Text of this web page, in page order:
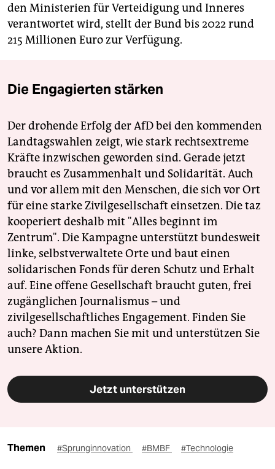
den Ministerien für Verteidigung und Inneres
verantwortet wird, stellt der Bund bis 2022 rund
215 Millionen Euro zur Verfügung.
Die Engagierten stärken
Der drohende Erfolg der AfD bei den kommenden
Landtagswahlen zeigt, wie stark rechtsextreme
Kräfte inzwischen geworden sind. Gerade jetzt
braucht es Zusammenhalt und Solidarität. Auch
und vor allem mit den Menschen, die sich vor Ort
für eine starke Zivilgesellschaft einsetzen. Die taz
kooperiert deshalb mit "Alles beginnt im
Zentrum". Die Kampagne unterstützt bundesweit
linke, selbstverwaltete Orte und baut einen
solidarischen Fonds für deren Schutz und Erhalt
auf. Eine offene Gesellschaft braucht guten, frei
zugänglichen Journalismus – und
zivilgesellschaftliches Engagement. Finden Sie
auch? Dann machen Sie mit und unterstützen Sie
unsere Aktion.
Jetzt unterstützen
Themen #Sprunginnovation #BMBF #Technologie